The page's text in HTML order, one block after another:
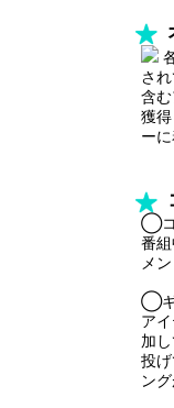
さ
含
獲
ー
◯コ
番
メ
◯ギ
ア
加
投
ン